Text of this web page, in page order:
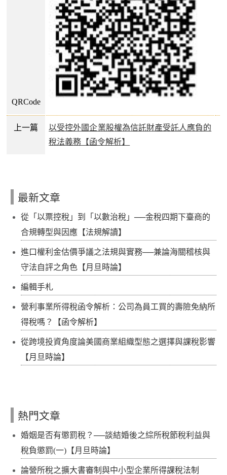
QRCode
上一篇
以受控外國企業股權為信託財產受託人應負的
稅法義務【函令解析】
最新文章
從「以票控稅」到「以數治稅」──金稅四期下臺商的
合規轉型與因應【法規解讀】
進口權利金估價爭議之法規與實務──兼論海關稽核與
守法自評之角色【月旦時論】
編輯手札
營利事業所得稅函令解析：公司為員工買的壽險免納所
得稅嗎？【函令解析】
從跨境投資角度論美國商業組織型態之選擇與課稅影響
【月旦時論】
熱門文章
婚姻是否有懲罰稅？──談結婚後之綜所稅節稅利益與
稅負懲罰(一)【月旦時論】
論營所稅之擴大書審制與中小型企業所得課稅法制